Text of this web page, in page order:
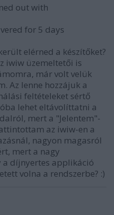
out with
for 5 days
elérned a készítőket?
iwiw üzemeltetői is
már volt velük
Az lenne hozzájuk a
feltételeket sértő
lehet eltávolíttatni a
mert a "Jelentem"-
az iwiw-en a
nagyon magasról
mert a nagy
a díjnyertes applikáció
volna a rendszerbe? :)